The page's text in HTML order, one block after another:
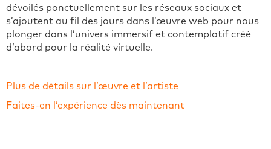
dévoilés ponctuellement sur les réseaux sociaux et
s’ajoutent au fil des jours dans l’œuvre web pour nous
plonger dans l’univers immersif et contemplatif créé
d’abord pour la réalité virtuelle.
Plus de détails sur l’œuvre et l’artiste
Faites-en l’expérience dès maintenant